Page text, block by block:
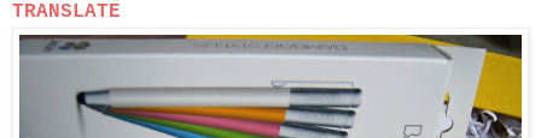
TRANSLATE